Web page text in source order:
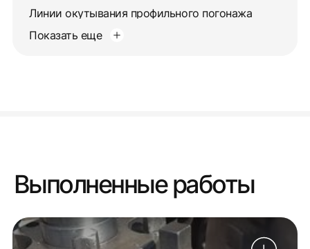
Линии окутывания профильного погонажа
Показать еще
Выполненные работы